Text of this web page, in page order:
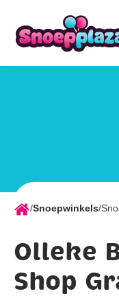
/Snoepwinkels/
Olleke
Shop